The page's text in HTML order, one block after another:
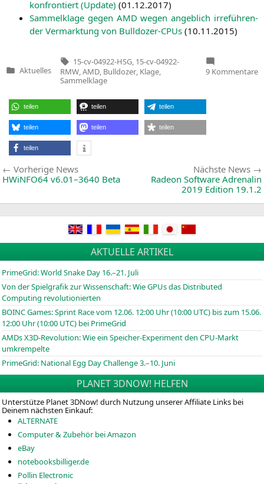
kon­fron­tiert (Update) (01.12.2017)
Sam­mel­kla­ge gegen AMD wegen angeb­lich irre­füh­ren­
der Ver­mark­tung von Bull­do­zer-CPUs (10.11.2015)
Veröffentlicht
Aktuelles
Tags:
15-cv-04922-HSG, 15-cv-04922-
RMW, AMD, Bulldozer, Klage,
Sammelklage
9 Kommentare
teilen teilen teilen
teilen teilen teilen
teilen
Beitragsnavigation
Vorherige NewsVorherige
News:
HWiNFO64 v6.01–3640 Beta
Nächste News
Radeon Software Adrenalin
2019 Edition 19.1.2
AKTUELLE ARTIKEL
PrimeGrid: World Snake Day 16.–21. Juli
Von der Spielgrafik zur Wissenschaft: Wie GPUs das Distributed
Computing revolutionierten
BOINCGames: Sprint Race vom 12.06. 12:00 Uhr (10:00 UTC) bis zum 15.06.
12:00 Uhr (10:00 UTC) bei PrimeGrid
AMDs X3D-Revolution: Wie ein Speicher-Experiment den CPU-Markt
umkrempelte
PrimeGrid: National Egg Day Challenge 3.–10. Juni
PLANET 3DNOW! HELFEN
Unterstütze Planet 3DNow! durch Nutzung unserer Affiliate Links bei
Deinem nächsten Einkauf:
ALTERNATE
Computer & Zubehör bei Amazon
eBay
notebooksbilliger.de
Pollin Electronic